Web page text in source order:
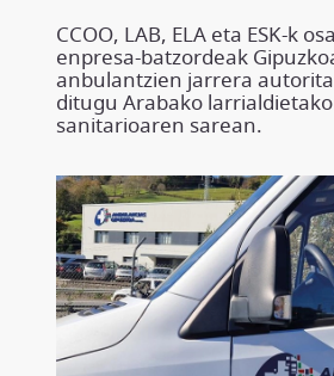
CCOO, LAB, ELA eta ESK-k
enpresa-batzordeak
anbulantzien jarrera
ditugu Arabako
sanitarioaren sarean.